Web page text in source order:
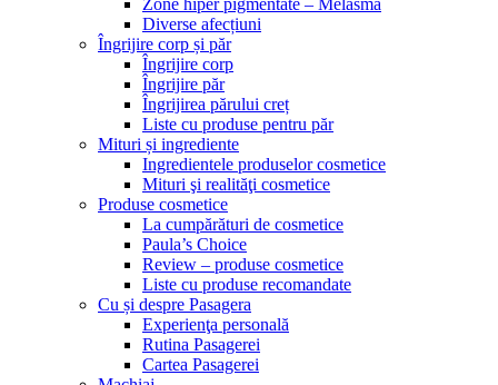
Zone hiper pigmentate – Melasmă
Diverse afecțiuni
Îngrijire corp și păr
Îngrijire corp
Îngrijire păr
Îngrijirea părului creț
Liste cu produse pentru păr
Mituri și ingrediente
Ingredientele produselor cosmetice
Mituri şi realităţi cosmetice
Produse cosmetice
La cumpărături de cosmetice
Paula’s Choice
Review – produse cosmetice
Liste cu produse recomandate
Cu și despre Pasagera
Experienţa personală
Rutina Pasagerei
Cartea Pasagerei